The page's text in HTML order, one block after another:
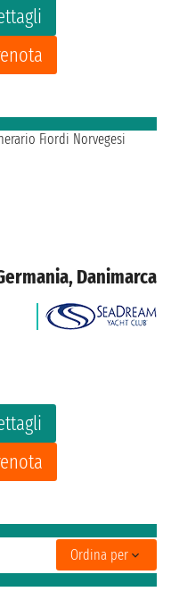
Danimarca
Ordina per